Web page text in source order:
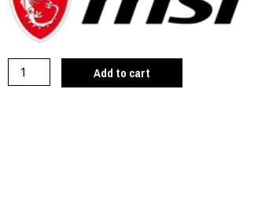
Add to cart